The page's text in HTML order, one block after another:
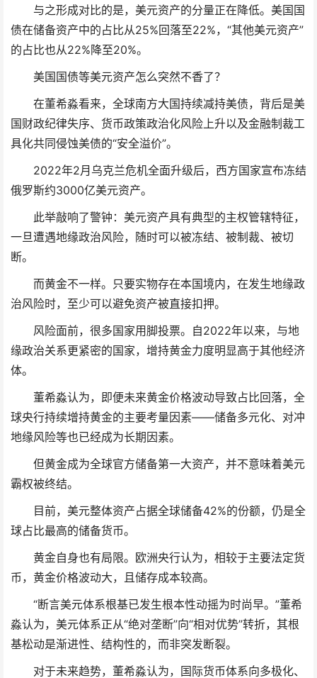
与之形成对比的是，美元资产的分量正在降低。美国国
债在储备资产中的占比从25%回落至22%，“其他美元资产”
的占比也从22%降至20%。
美国国债等美元资产怎么突然不香了？
在董希淼看来，全球南方大国持续减持美债，背后是美
国财政纪律失序、货币政策政治化风险上升以及金融制裁工
具化共同侵蚀美债的“安全溢价”。
2022年2月乌克兰危机全面升级后，西方国家宣布冻结
俄罗斯约3000亿美元资产。
此举敲响了警钟：美元资产具有典型的主权管辖特征，
一旦遭遇地缘政治风险，随时可以被冻结、被制裁、被切
断。
而黄金不一样。只要实物存在本国境内，在发生地缘政
治风险时，至少可以避免资产被直接扣押。
风险面前，很多国家用脚投票。自2022年以来，与地
缘政治关系更紧密的国家，增持黄金力度明显高于其他经济
体。
董希淼认为，即便未来黄金价格波动导致占比回落，全
球央行持续增持黄金的主要考量因素——储备多元化、对冲
地缘风险等也已经成为长期因素。
但黄金成为全球官方储备第一大资产，并不意味着美元
霸权被终结。
目前，美元整体资产占据全球储备42%的份额，仍是全
球占比最高的储备货币。
黄金自身也有局限。欧洲央行认为，相较于主要法定货
币，黄金价格波动大，且储存成本较高。
“断言美元体系根基已发生根本性动摇为时尚早。”董希
淼认为，美元体系正从“绝对垄断”向“相对优势”转折，其根
基松动是渐进性、结构性的，而非突发断裂。
对于未来趋势，董希淼认为，国际货币体系向多极化、